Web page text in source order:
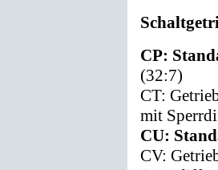
CP:
(32:7)
CT:
mit
CU:
CV: